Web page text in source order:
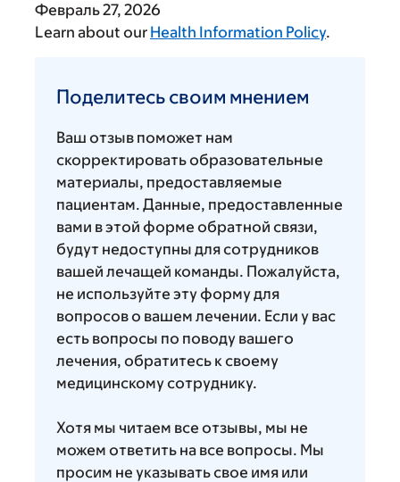
Февраль 27, 2026
Learn about our Health Information Policy.
своим
Поделитесь своим мнением
Ваш отзыв поможет нам
скорректировать образовательные
материалы, предоставляемые
пациентам. Данные, предоставленные
вами в этой форме обратной связи,
будут недоступны для сотрудников
вашей лечащей команды. Пожалуйста,
не используйте эту форму для
вопросов о вашем лечении. Если у вас
есть вопросы по поводу вашего
лечения, обратитесь к своему
медицинскому сотруднику.
Хотя мы читаем все отзывы, мы не
можем ответить на все вопросы. Мы
просим не указывать свое имя или